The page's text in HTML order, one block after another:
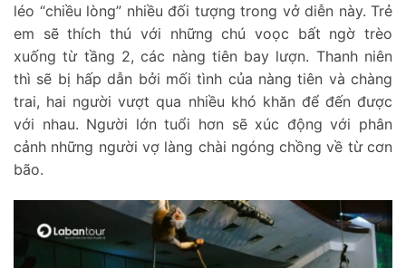
léo “chiều lòng” nhiều đối tượng trong vở diễn này. Trẻ
em sẽ thích thú với những chú voọc bất ngờ trèo
xuống từ tầng 2, các nàng tiên bay lượn. Thanh niên
thì sẽ bị hấp dẫn bởi mối tình của nàng tiên và chàng
trai, hai người vượt qua nhiều khó khăn để đến được
với nhau. Người lớn tuổi hơn sẽ xúc động với phân
cảnh những người vợ làng chài ngóng chồng về từ cơn
bão.